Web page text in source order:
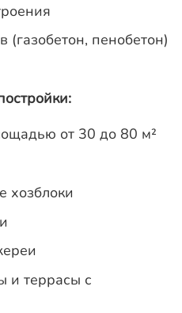
(газобетон, пенобетон)
от 30 до 80 м²
хозблоки
и террасы с